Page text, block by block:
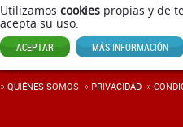
Utilizamos cookies propias y de
acepta su uso.
ACEPTAR MÁS INFORMACIÓN
QUIÉNES SOMOS PRIVACIDAD